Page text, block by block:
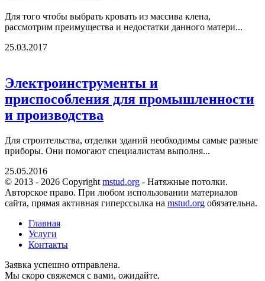
Для того чтобы выбрать кровать из массива клена,
рассмотрим преимущества и недостатки данного матери...
25.03.2017
Электроинструменты и
приспособления для промышленности
и производства
Для строительства, отделки зданий необходимы самые разные
приборы. Они помогают специалистам выполня...
25.05.2016
© 2013 - 2026 Copyright mstud.org - Натяжные потолки.
Авторское право. При любом использовании материалов
сайта, прямая активная гиперссылка на mstud.org обязательна.
Главная
Услуги
Контакты
Заявка успешно отправлена.
Мы скоро свяжемся с вами, ожидайте.